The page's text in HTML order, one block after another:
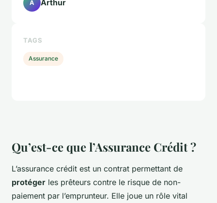
Qu’est-ce que l’Assurance Crédit ?
L’assurance crédit est un contrat permettant de
protéger les prêteurs contre le risque de non-
paiement par l’emprunteur. Elle joue un rôle vital
A Arthur
TAGS
Assurance